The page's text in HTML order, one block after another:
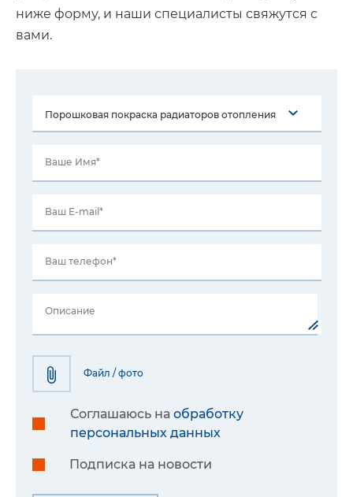
ниже форму, и наши специалисты свяжутся с
вами.
Ваше Имя*
Ваш E-mail*
Ваш телефон*
Описание
Файл / фото
Соглашаюсь на обработку
персональных данных
Подписка на новости